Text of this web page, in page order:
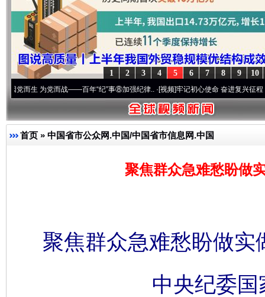
10
9
8
7
6
5
4
3
2
1
为党而战——百年“纪”事⑧加强纪律..·[视频]牢记初心使命 奋进复兴征程丨“转折之城
首页 » 中国省市公众网.中国/中国省市信息网.中国
聚焦群众急难愁盼做
聚焦群众急难愁盼做
中央纪委